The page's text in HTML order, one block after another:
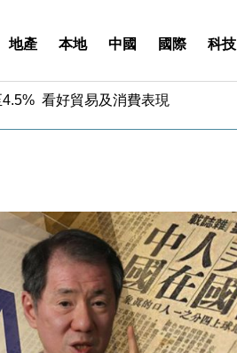
地產 本地 中國 國際 科技
期息增15%至47仙
看好貿易及消費表現
勝預期 貿易順差達1125億美元
日斥6.28萬億日圓干預創新高
部分彈藥庫存緊張
押注未上市公司
期息增15%至47仙
看好貿易及消費表現
金」 43歲女子損失近6900萬元